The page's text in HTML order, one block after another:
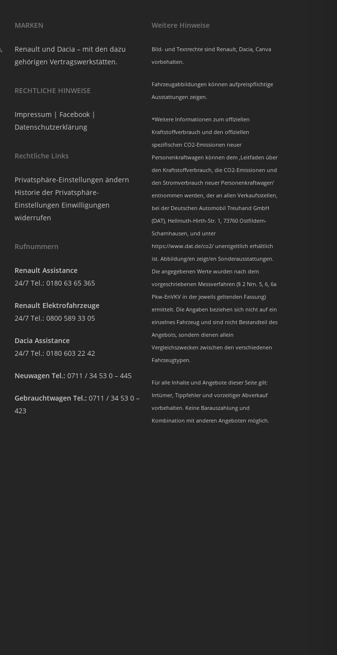
MARKEN
Renault und Dacia – mit den dazu
gehörigen Vertragswerkstätten.
RECHTLICHE HINWEISE
Impressum | Facebook |
Datenschutzerklärung
Rechtliche Links
Privatsphäre-Einstellungen ändern
Historie der Privatsphäre-
Einstellungen Einwilligungen
widerrufen
Rufnummern
Renault Assistance
24/7 Tel.: 0180 63 65 365
Renault Elektrofahrzeuge
24/7 Tel.: 0800 589 33 05
Dacia Assistance
24/7 Tel.: 0180 603 22 42
Neuwagen Tel.: 0711 / 34 53 0 – 445
Gebrauchtwagen Tel.: 0711 / 34 53 0 –
423
Weitere Hinweise
Bild- und Textrechte sind Renault, Dacia, Canva
vorbehalten.
Fahrzeugabbildungen können aufpreispflichtige
Ausstattungen zeigen.
*Weitere Informationen zum offiziellen
Kraftstoffverbrauch und den offiziellen
spezifischen CO2-Emissionen neuer
Personenkraftwagen können dem ‚Leitfaden über
den Kraftstoffverbrauch, die CO2-Emissionen und
den Stromverbrauch neuer Personenkraftwagen‘
entnommen werden, der an allen Verkaufsstellen,
bei der Deutschen Automobil Treuhand GmbH
(DAT), Hellmuth-Hirth-Str. 1, 73760 Ostfildern-
Scharnhausen, und unter
https://www.dat.de/co2/ unentgeltlich erhältlich
ist. Abbildung/en zeigt/en Sonderausstattungen.
Die angegebenen Werte wurden nach dem
vorgeschriebenen Messverfahren (§ 2 Nrn. 5, 6, 6a
Pkw-EnVKV in der jeweils geltenden Fassung)
ermittelt. Die Angaben beziehen sich nicht auf ein
einzelnes Fahrzeug und sind nicht Bestandteil des
Angebots, sondern dienen allein
Vergleichszwecken zwischen den verschiedenen
Fahrzeugtypen.
Für alle Inhalte und Angebote dieser Seite gilt:
Irrtümer, Tippfehler und vorzeitiger Abverkauf
vorbehalten. Keine Barauszahlung und
Kombination mit anderen Angeboten möglich.